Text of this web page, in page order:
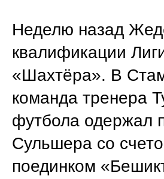
Неделю назад
квалификации
«Шахтёра». В
команда тренера
футбола одержал
Сульшера со
поединком